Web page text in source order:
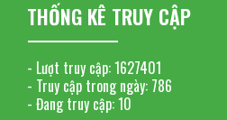
THỐNG KÊ TRUY CẬP
- Lượt truy cập:1627401
- Truy cập trong ngày: 786
- Đang truy cập:10